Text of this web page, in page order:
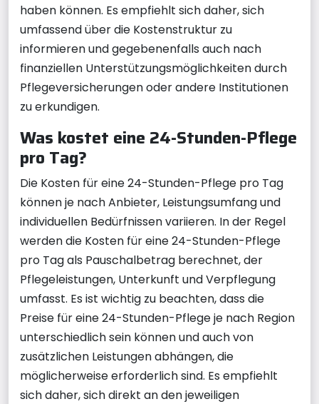
haben können. Es empfiehlt sich daher, sich
umfassend über die Kostenstruktur zu
informieren und gegebenenfalls auch nach
finanziellen Unterstützungsmöglichkeiten durch
Pflegeversicherungen oder andere Institutionen
zu erkundigen.
Was kostet eine 24-Stunden-Pflege
pro Tag?
Die Kosten für eine 24-Stunden-Pflege pro Tag
können je nach Anbieter, Leistungsumfang und
individuellen Bedürfnissen variieren. In der Regel
werden die Kosten für eine 24-Stunden-Pflege
pro Tag als Pauschalbetrag berechnet, der
Pflegeleistungen, Unterkunft und Verpflegung
umfasst. Es ist wichtig zu beachten, dass die
Preise für eine 24-Stunden-Pflege je nach Region
unterschiedlich sein können und auch von
zusätzlichen Leistungen abhängen, die
möglicherweise erforderlich sind. Es empfiehlt
sich daher, sich direkt an den jeweiligen